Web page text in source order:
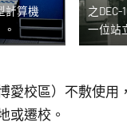
計算機
。
之
一位站
愛校區）不敷使用
或遷校。